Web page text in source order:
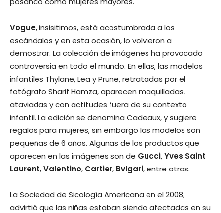
Vogue, insisitimos, está acostumbrada a los
escándalos y en esta ocasión, lo volvieron a
demostrar. La colección de imágenes ha provocado
controversia en todo el mundo. En ellas, las modelos
infantiles Thylane, Lea y Prune, retratadas por el
fotógrafo Sharif Hamza, aparecen maquilladas,
ataviadas y con actitudes fuera de su contexto
infantil. La edición se denomina Cadeaux, y sugiere
regalos para mujeres, sin embargo las modelos son
pequeñas de 6 años. Algunas de los productos que
aparecen en las imágenes son de Gucci,Yves Saint
Laurent,Valentino, Cartier, Bvlgari, entre otras.
La Sociedad de Sicología Americana en el 2008,
advirtió que las niñas estaban siendo afectadas en su